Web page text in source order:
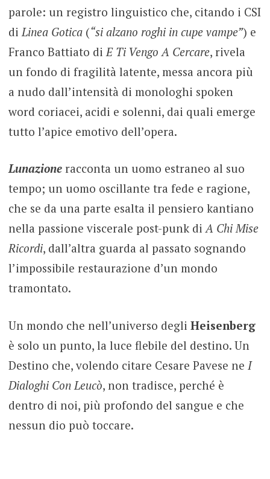
parole: un registro linguistico che, citando i CSI
di Linea Gotica(“si alzano roghi in cupe vampe”) e
Franco Battiato di E Ti Vengo A Cercare, rivela
un fondo di fragilità latente, messa ancora più
a nudo dall’intensità di monologhi spoken
word coriacei, acidi e solenni, dai quali emerge
tutto l’apice emotivo dell’opera.
Lunazioneracconta un uomo estraneo al suo
tempo; un uomo oscillante tra fede e ragione,
che se da una parte esalta il pensiero kantiano
nella passione viscerale post-punk diA Chi Mise
Ricordi, dall’altra guarda al passato sognando
l’impossibile restaurazione d’un mondo
tramontato.
Un mondo che nell’universo degli Heisenberg
è solo un punto, la luce flebile del destino. Un
Destino che, volendo citare Cesare Pavese ne I
Dialoghi Con Leucò, non tradisce, perché è
dentro di noi, più profondo del sangue e che
nessun dio può toccare.